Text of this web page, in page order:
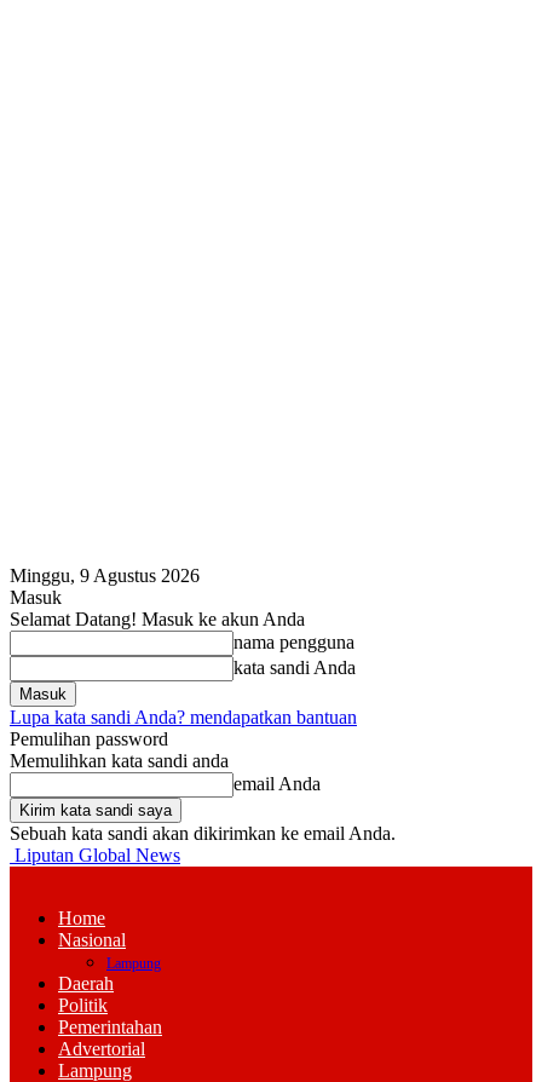
Minggu, 9 Agustus 2026
Masuk
Selamat Datang! Masuk ke akun Anda
nama pengguna
kata sandi Anda
Lupa kata sandi Anda? mendapatkan bantuan
Pemulihan password
Memulihkan kata sandi anda
email Anda
Sebuah kata sandi akan dikirimkan ke email Anda.
Liputan Global News
Home
Nasional
Lampung
Daerah
Politik
Pemerintahan
Advertorial
Lampung